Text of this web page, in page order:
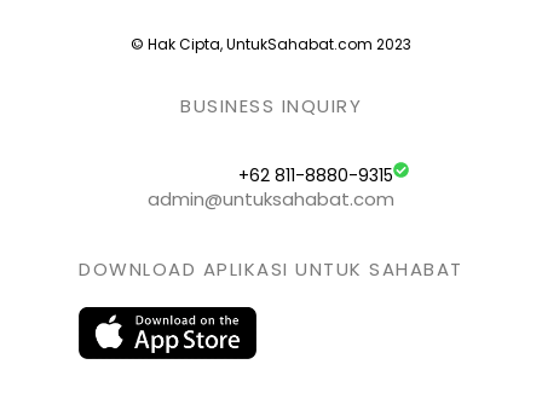
© Hak Cipta, UntukSahabat.com 2023
BUSINESS INQUIRY
+62 811-8880-9315
admin@untuksahabat.com
DOWNLOAD APLIKASI UNTUK SAHABAT